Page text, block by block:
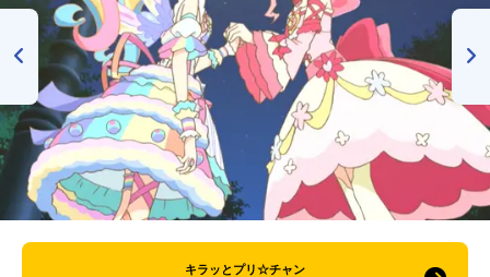
キラッとプリ☆チャン